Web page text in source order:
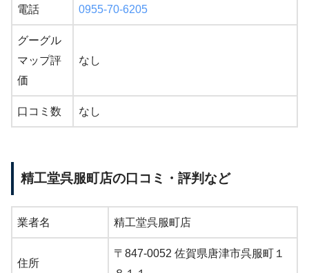
電話 0955-70-6205
グーグル
マップ評
価
なし
口コミ数 なし
精工堂呉服町店の口コミ・評判など
業者名 精工堂呉服町店
住所
〒847-0052 佐賀県唐津市呉服町１